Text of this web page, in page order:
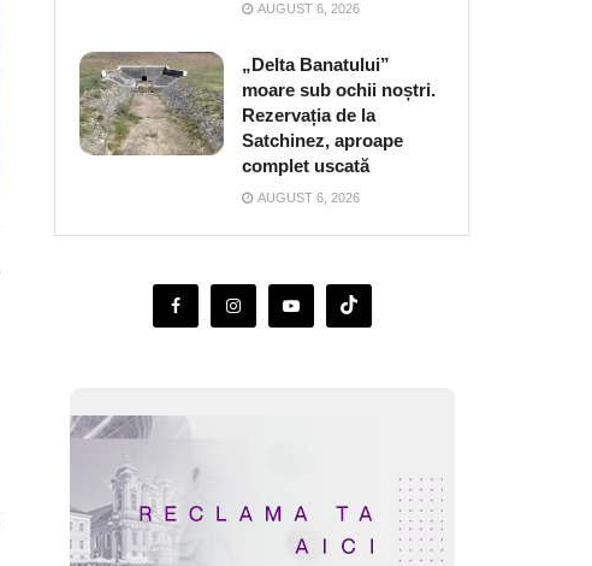
AUGUST 6, 2026
„Delta Banatului”
moare sub ochii noștri.
Rezervația de la
Satchinez, aproape
complet uscată
AUGUST 6, 2026